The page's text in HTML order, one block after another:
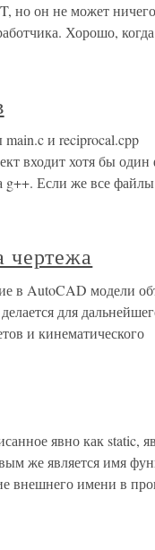
но он не может ничего
Хорошо,
и reciprocal.cpp
входит хотя бы
g++. Если же все файлы
чертежа
в AutoCAD модели
для
и кинематического
явно как static,
же является имя
внешнего имени в